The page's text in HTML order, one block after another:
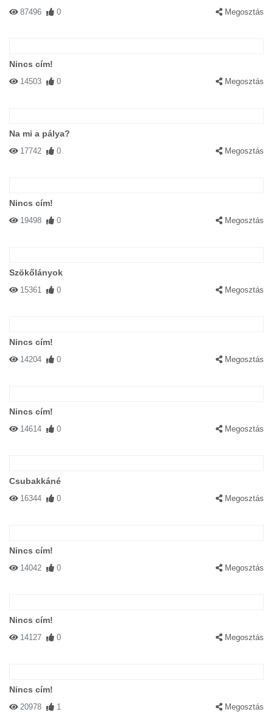
87496 0 Megosztás
Nincs cím!
14503 0 Megosztás
Na mi a pálya?
17742 0 Megosztás
Nincs cím!
19498 0 Megosztás
Szökőlányok
15361 0 Megosztás
Nincs cím!
14204 0 Megosztás
Nincs cím!
14614 0 Megosztás
Csubakkáné
16344 0 Megosztás
Nincs cím!
14042 0 Megosztás
Nincs cím!
14127 0 Megosztás
Nincs cím!
20978 1 Megosztás